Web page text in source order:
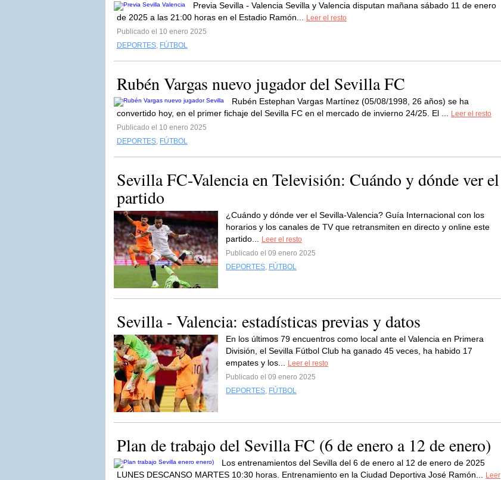
Previa Sevilla - Valencia Sevilla y Valencia disputan mañana sábado 11 de enero
de 2025 a las 21:00 horas en el Estadio Ramón...
Leer el resto
Publicado el 10 enero 2025
DEPORTES, FÚTBOL
Rubén Vargas nuevo jugador del Sevilla FC
Rubén Estephan Vargas Martínez (05/08/1998, 26 años) se ha
convertido hoy, en el primer fichaje del Sevilla FC en el mercado de invierno 24/25. El ...
Leer el resto
Publicado el 10 enero 2025
DEPORTES, FÚTBOL
Sevilla FC-Valencia en Televisión: Cuándo y dónde ver el
partido
¿Cuándo y dónde ver el Sevilla-Valencia? Guía Internacional con los
horarios y los canales de TV que retransmiten en directo y online este
partido...
Leer el resto
Publicado el 09 enero 2025
DEPORTES, FÚTBOL
Sevilla - Valencia: estadísticas previas y datos
En los últimos 79 encuentros como local ante el Valencia en Primera
División, el Sevilla Fútbol Club ha ganado 45 veces, ha habido 17
empates y los...
Leer el resto
Publicado el 09 enero 2025
DEPORTES, FÚTBOL
Plan de trabajo del Sevilla FC (6 de enero a 12 de enero)
Los entrenamientos del Sevilla del 6 de enero al 12 de enero de 2025
LUNES DESCANSO MARTES 10:30 horas. Entrenamiento en la Ciudad Deportiva José Ramón...
Leer